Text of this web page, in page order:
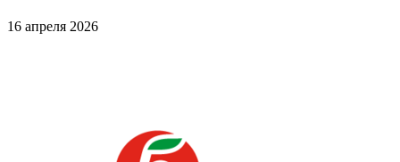
16 апреля 2026